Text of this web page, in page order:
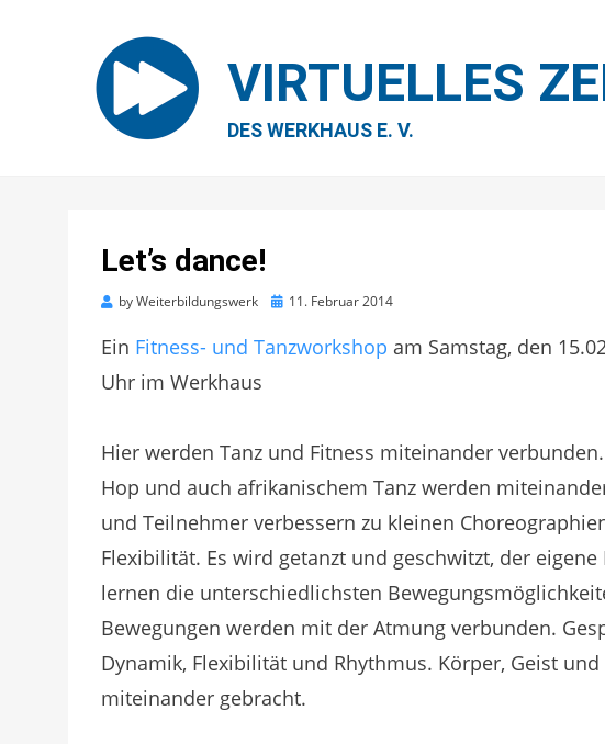
VIRTUELLES
DES WERKHAUS E. V.
Let’s dance!
byWeiterbildungswerk
Posted11. Februar 2014
Ein Fitness- und Tanzworkshop am Samstag, den
Uhr im Werkhaus
Hier werden Tanz und Fitness miteinander
Hop und auch afrikanischem Tanz werden
und Teilnehmer verbessern zu kleinen
Flexibilität. Es wird getanzt und geschwitzt, der
lernen die unterschiedlichsten
Bewegungen werden mit der Atmung verbunden.
Dynamik, Flexibilität und Rhythmus. Körper, Geist
miteinander gebracht.